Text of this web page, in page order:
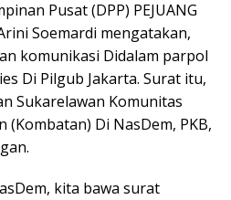
Pusat (DPP) PEJUANG
Soemardi mengatakan,
komunikasi Didalam parpol
Di Pilgub Jakarta. Surat itu,
Sukarelawan Komunitas
(Kombatan) Di NasDem, PKB,
kita bawa surat